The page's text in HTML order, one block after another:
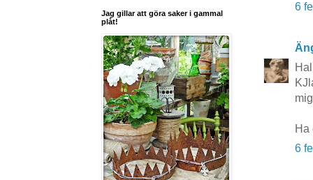
6
Ha
6
Jag gillar att göra saker i gammal
plåt!